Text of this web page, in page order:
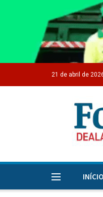
21 de abril de
INÍCIO